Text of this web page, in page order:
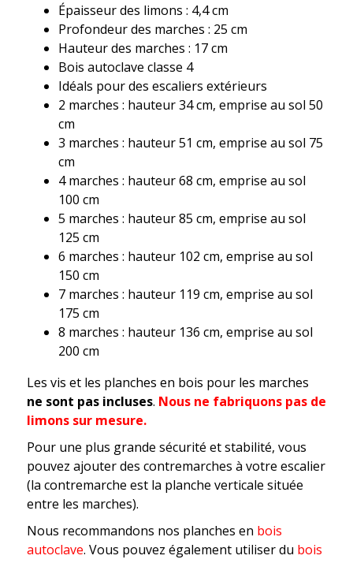
Épaisseur des limons : 4,4 cm
Profondeur des marches : 25 cm
Hauteur des marches : 17 cm
Bois autoclave classe 4
Idéals pour des escaliers extérieurs
2 marches : hauteur 34 cm, emprise au sol 50
cm
3 marches : hauteur 51 cm, emprise au sol 75
cm
4 marches : hauteur 68 cm, emprise au sol
100 cm
5 marches : hauteur 85 cm, emprise au sol
125 cm
6 marches : hauteur 102 cm, emprise au sol
150 cm
7 marches : hauteur 119 cm, emprise au sol
175 cm
8 marches : hauteur 136 cm, emprise au sol
200 cm
Les vis et les planches en bois pour les marches
ne sont pas incluses. Nous ne fabriquons pas de
limons sur mesure.
Pour une plus grande sécurité et stabilité, vous
pouvez ajouter des contremarches à votre escalier
(la contremarche est la planche verticale située
entre les marches).
Nous recommandons nos planches en bois
autoclave. Vous pouvez également utiliser du bois